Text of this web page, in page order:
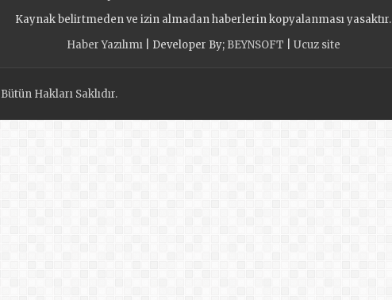
Kaynak belirtmeden ve izin almadan haberlerin kopyalanması yasaktır.
Haber Yazılımı| Developer By; BEYNSOFT Ucuz site
Hakları Saklıdır.